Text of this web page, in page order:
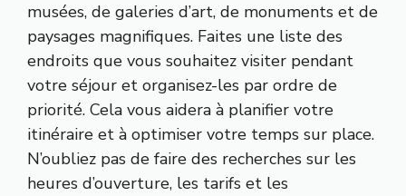
musées, de galeries d’art, de monuments et de
paysages magnifiques. Faites une liste des
endroits que vous souhaitez visiter pendant
votre séjour et organisez-les par ordre de
priorité. Cela vous aidera à planifier votre
itinéraire et à optimiser votre temps sur place.
N’oubliez pas de faire des recherches sur les
heures d’ouverture, les tarifs et les